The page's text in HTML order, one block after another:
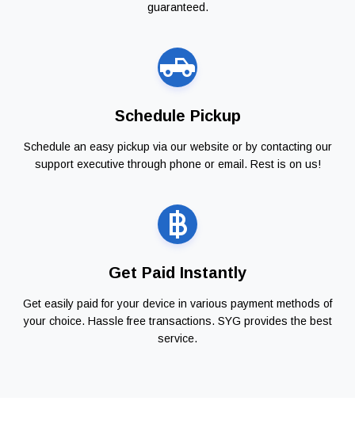
guaranteed.
Schedule Pickup
Schedule an easy pickup via our website or by contacting our
support executive through phone or email. Rest is on us!
Get Paid Instantly
Get easily paid for your device in various payment methods of
your choice. Hassle free transactions. SYG provides the best
service.